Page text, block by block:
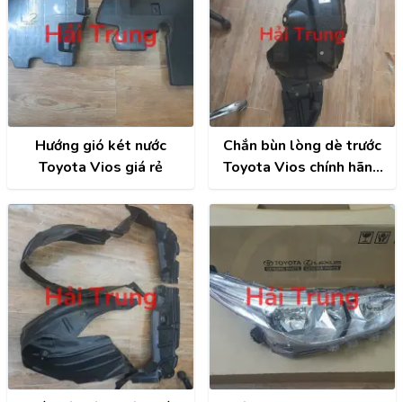
Hướng gió két nước
Toyota Vios giá rẻ
Chắn bùn lòng dè trước
Toyota Vios chính hãng